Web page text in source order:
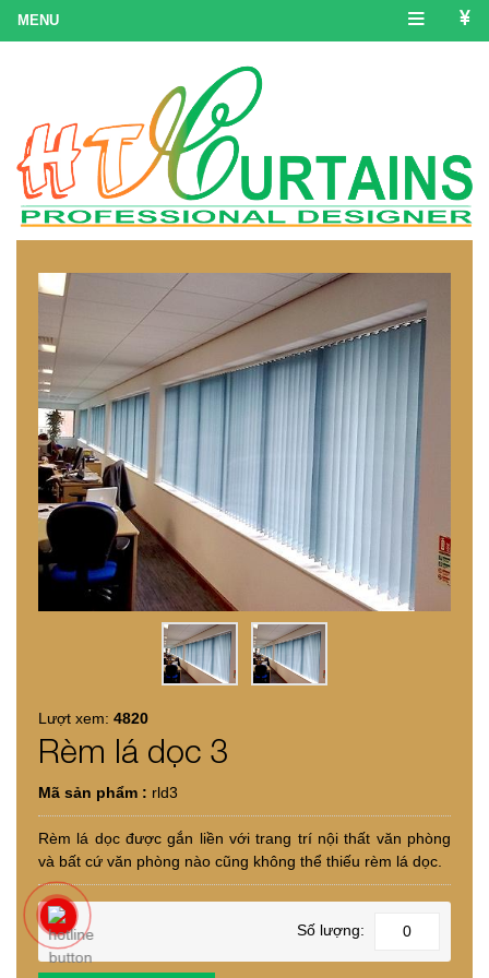
Lượt xem: 4820
Rèm lá dọc 3
Mã sản phẩm : rld3
Rèm lá dọc được gắn liền với trang trí nội thất văn phòng
và bất cứ văn phòng nào cũng không thể thiếu rèm lá dọc.
Số lượng: